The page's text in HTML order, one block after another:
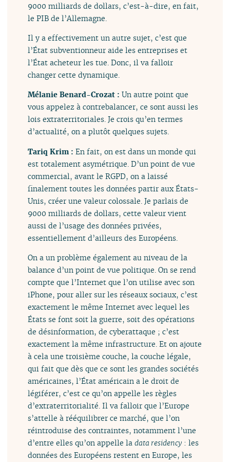
9000 milliards de dollars, c’est-à-dire, en fait,
le PIB de l’Allemagne.
Il y a effectivement un autre sujet, c’est que
l’État subventionneur aide les entreprises et
l’État acheteur les tue. Donc, il va falloir
changer cette dynamique.
Mélanie Benard-Crozat :Un autre point que
vous appelez à contrebalancer, ce sont aussi les
lois extraterritoriales. Je crois qu’en termes
d’actualité, on a plutôt quelques sujets.
Tariq Krim :En fait, on est dans un monde qui
est totalement asymétrique. D’un point de vue
commercial, avant le RGPD, on a laissé
finalement toutes les données partir aux États-
Unis, créer une valeur colossale. Je parlais de
9000 milliards de dollars, cette valeur vient
aussi de l’usage des données privées,
essentiellement d’ailleurs des Européens.
On a un problème également au niveau de la
balance d’un point de vue politique. On se rend
compte que l’Internet que l’on utilise avec son
iPhone, pour aller sur les réseaux sociaux, c’est
exactement le même Internet avec lequel les
États se font soit la guerre, soit des opérations
de désinformation, de cyberattaque ; c’est
exactement la même infrastructure. Et on ajoute
à cela une troisième couche, la couche légale,
qui fait que dès que ce sont les grandes sociétés
américaines, l’État américain a le droit de
légiférer, c’est ce qu’on appelle les règles
d’extraterritorialité. Il va falloir que l’Europe
s’attelle à rééquilibrer ce marché, que l’on
réintroduise des contraintes, notamment l’une
d’entre elles qu’on appelle ladata residency : les
données des Européens restent en Europe, les